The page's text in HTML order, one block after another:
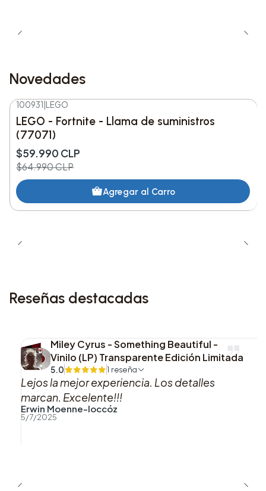
formatos o variantes de color.
Novedades
-8%DESC.
Nuevo
100931 LEGO
LEGO - Fortnite - Llama de suministros
(77071)
$59.990 CLP
$64.990 CLP
Agregar al Carro
Reseñas destacadas
Miley Cyrus - Something Beautiful -
Vinilo (LP) Transparente Edición Limitada
5.0 1 reseña
Lejos la mejor experiencia. Los detalles
marcan. Excelente!!!
Erwin Moenne-loccóz
5/7/2025